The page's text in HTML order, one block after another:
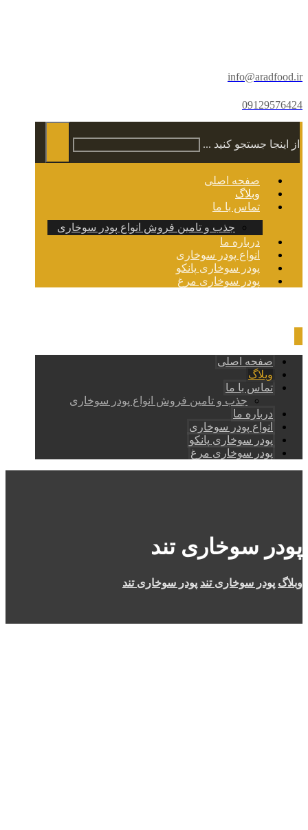
info@aradfood.ir
09129576424
از اینجا جستجو کنید ...
صفحه اصلی
وبلاگ
تماس با ما
جذب و تامین فروش انواع پودر سوخاری
درباره ما
انواع پودر سوخاری
پودر سوخاری پانکو
پودر سوخاری مرغ
صفحه اصلی
وبلاگ
تماس با ما
جذب و تامین فروش انواع پودر سوخاری
درباره ما
انواع پودر سوخاری
پودر سوخاری پانکو
پودر سوخاری مرغ
پودر سوخاری تند
وبلاگ پودر سوخاری تند پودر سوخاری تند